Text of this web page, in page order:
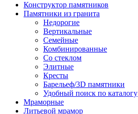
Конструктор памятников
Памятники из гранита
Недорогие
Вертикальные
Семейные
Комбинированные
Со стеклом
Элитные
Кресты
Барельеф/3D памятники
Удобный поиск по каталогу
Мраморные
Литьевой мрамор